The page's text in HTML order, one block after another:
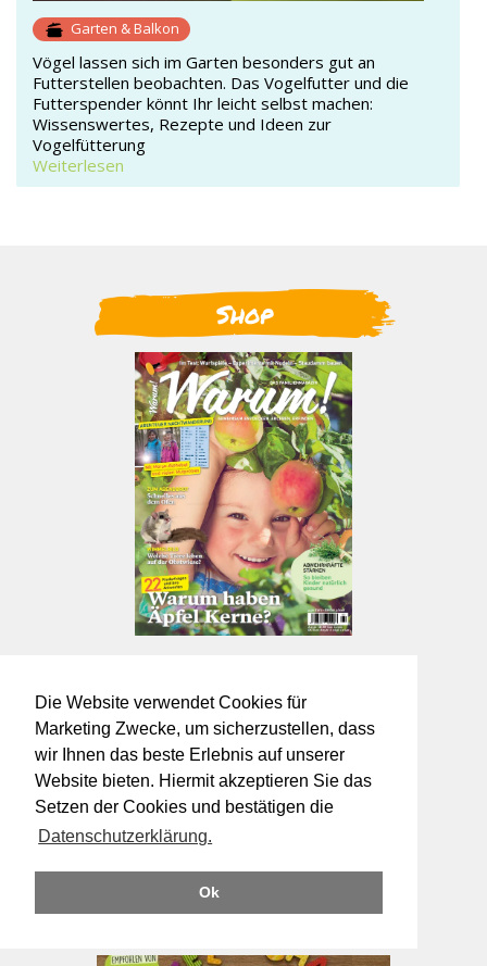
Die Website verwendet Cookies für
Marketing Zwecke, um sicherzustellen, dass
wir Ihnen das beste Erlebnis auf unserer
Website bieten. Hiermit akzeptieren Sie das
Setzen der Cookies und bestätigen die
Datenschutzerklärung.
Ok
Garten & Balkon
Vögel lassen sich im Garten besonders gut an
Futterstellen beobachten. Das Vogelfutter und die
Futterspender könnt Ihr leicht selbst machen:
Wissenswertes, Rezepte und Ideen zur
Vogelfütterung
Weiterlesen
Shop
Auch interessant
Buch-Tipp: "Und was fühlst